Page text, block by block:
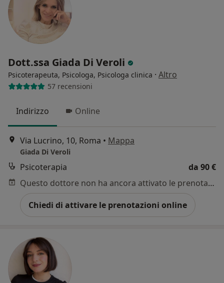
Dott.ssa Giada Di Veroli
Psicoterapeuta, Psicologa, Psicologa clinica · Altro
57 recensioni
Indirizzo Online
Via Lucrino, 10, Roma • Mappa
Giada Di Veroli
Psicoterapia
da 90 €
Questo dottore non ha ancora attivato le prenotazioni online presso questo indirizzo.
Chiedi di attivare le prenotazioni online